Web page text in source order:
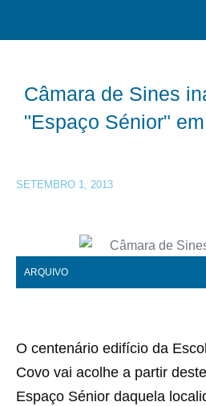
Câmara de Sines
"Espaço Sénior"
SETEMBRO 1, 2013
ARQUIVO
O centenário edifício da
Covo vai acolhe a partir
Espaço Sénior daquela